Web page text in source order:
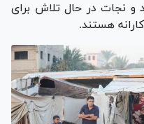
و نجات در حال تلاش برای
هستند.